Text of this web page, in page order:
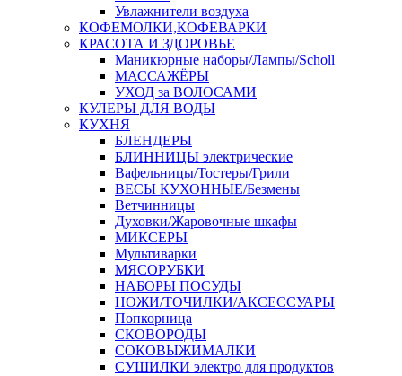
Увлажнители воздуха
КОФЕМОЛКИ,КОФЕВАРКИ
КРАСОТА И ЗДОРОВЬЕ
Маникюрные наборы/Лампы/Scholl
МАССАЖЁРЫ
УХОД за ВОЛОСАМИ
КУЛЕРЫ ДЛЯ ВОДЫ
КУХНЯ
БЛЕНДЕРЫ
БЛИННИЦЫ электрические
Вафельницы/Тостеры/Грили
ВЕСЫ КУХОННЫЕ/Безмены
Ветчинницы
Духовки/Жаровочные шкафы
МИКСЕРЫ
Мультиварки
МЯСОРУБКИ
НАБОРЫ ПОСУДЫ
НОЖИ/ТОЧИЛКИ/АКСЕССУАРЫ
Попкорница
СКОВОРОДЫ
СОКОВЫЖИМАЛКИ
СУШИЛКИ электро для продуктов